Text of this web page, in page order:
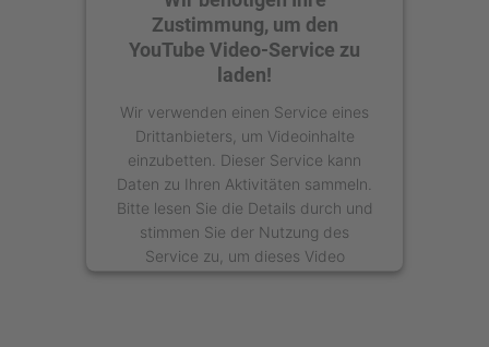
Zustimmung, um den
YouTube Video-Service zu
laden!
Wir verwenden einen Service eines
Drittanbieters, um Videoinhalte
einzubetten. Dieser Service kann
Daten zu Ihren Aktivitäten sammeln.
Bitte lesen Sie die Details durch und
stimmen Sie der Nutzung des
Service zu, um dieses Video
anzusehen.